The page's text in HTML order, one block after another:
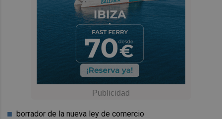
borrador de la nueva ley de comercio